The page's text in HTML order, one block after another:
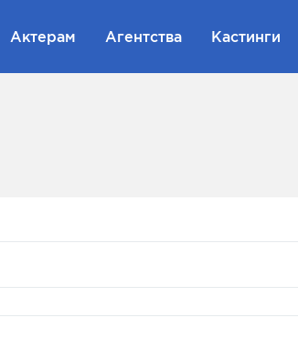
Актерам Агентства Кастинги